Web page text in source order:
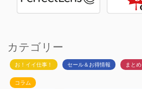
カテゴリー
お！イイ仕事！ セール＆お得情報 まとめ
コラム